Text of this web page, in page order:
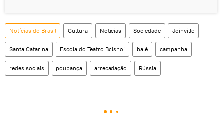
Notícias do Brasil Cultura Notícias Sociedade Joinville
Santa Catarina Escola do Teatro Bolshoi balé campanha
redes sociais poupança arrecadação Rússia